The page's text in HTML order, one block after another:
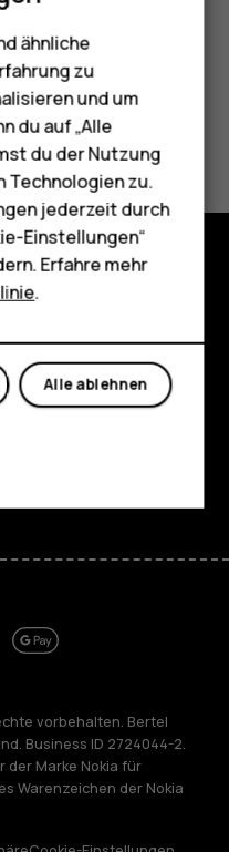
vorbehalten. Bertel
Business ID 2724044-2.
der Marke Nokia für
Warenzeichen der Nokia
ähnliche
zu
und um
du auf „Alle
du der Nutzung
Technologien zu.
jederzeit durch
Einstellungen“
Erfahre mehr
.
Alle ablehnen